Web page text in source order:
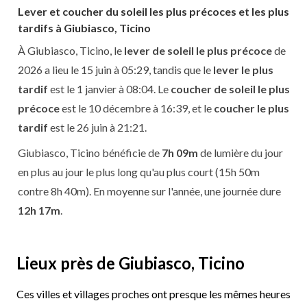
Lever et coucher du soleil les plus précoces et les plus
tardifs à Giubiasco, Ticino
À Giubiasco, Ticino, le lever de soleil le plus précocede
2026 a lieu le 15 juin à 05:29, tandis que le lever le plus
tardif est le 1 janvier à 08:04. Le coucher de soleil le plus
précoceest le 10 décembre à 16:39, et le coucher le plus
tardif est le 26 juin à 21:21.
Giubiasco, Ticino bénéficie de 7h 09m de lumière du jour
en plus au jour le plus long qu'au plus court (15h 50m
contre 8h 40m). En moyenne sur l'année, une journée dure
12h 17m
Lieux près de Giubiasco, Ticino
Ces villes et villages proches ont presque les mêmes heures